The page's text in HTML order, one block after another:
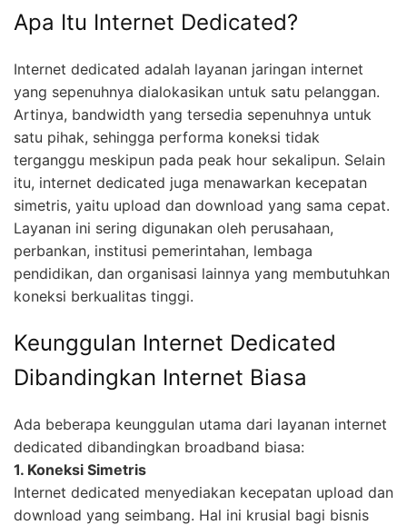
Apa Itu Internet Dedicated?
Internet dedicated adalah layanan jaringan internet
yang sepenuhnya dialokasikan untuk satu pelanggan.
Artinya, bandwidth yang tersedia sepenuhnya untuk
satu pihak, sehingga performa koneksi tidak
terganggu meskipun pada peak hour sekalipun. Selain
itu, internet dedicated juga menawarkan kecepatan
simetris, yaitu upload dan download yang sama cepat.
Layanan ini sering digunakan oleh perusahaan,
perbankan, institusi pemerintahan, lembaga
pendidikan, dan organisasi lainnya yang membutuhkan
koneksi berkualitas tinggi.
Keunggulan Internet Dedicated
Dibandingkan Internet Biasa
Ada beberapa keunggulan utama dari layanan internet
dedicated dibandingkan broadband biasa:
1. Koneksi Simetris
Internet dedicated menyediakan kecepatan upload dan
download yang seimbang. Hal ini krusial bagi bisnis